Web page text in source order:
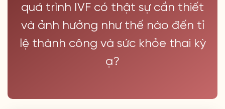
quá trình IVF có thật sự cần thiết
và ảnh hưởng như thế nào đến tỉ
lệ thành công và sức khỏe thai kỳ
ạ?